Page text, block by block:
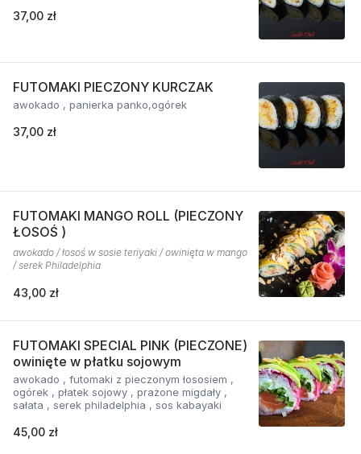
37,00 zł
FUTOMAKI PIECZONY KURCZAK
awokado , panierka panko,ogórek
37,00 zł
FUTOMAKI MANGO ROLL (PIECZONY
ŁOSOŚ )
awokado / łosoś w sosie teriyaki / owinięta w mango
/ serek Philadelphia
43,00 zł
FUTOMAKI SPECIAL PINK (PIECZONE)
owinięte w płatku sojowym
awokado , futomaki z pieczonym łososiem ,
ogórek , płatek sojowy , prażone migdały ,
sałata , serek philadelphia , sos kabayaki
45,00 zł